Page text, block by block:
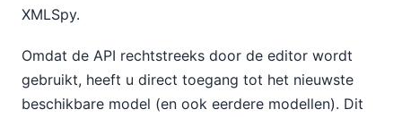
XMLSpy.
Omdat de API rechtstreeks door de editor wordt
gebruikt, heeft u direct toegang tot het nieuwste
beschikbare model (en ook eerdere modellen). Dit